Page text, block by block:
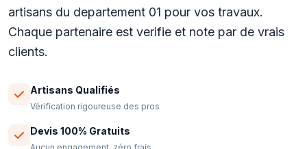
artisans du departement 01 pour vos travaux.
Chaque partenaire est verifie et note par de vrais
clients.
Artisans Qualifiés
Vérification rigoureuse des pros
Devis 100% Gratuits